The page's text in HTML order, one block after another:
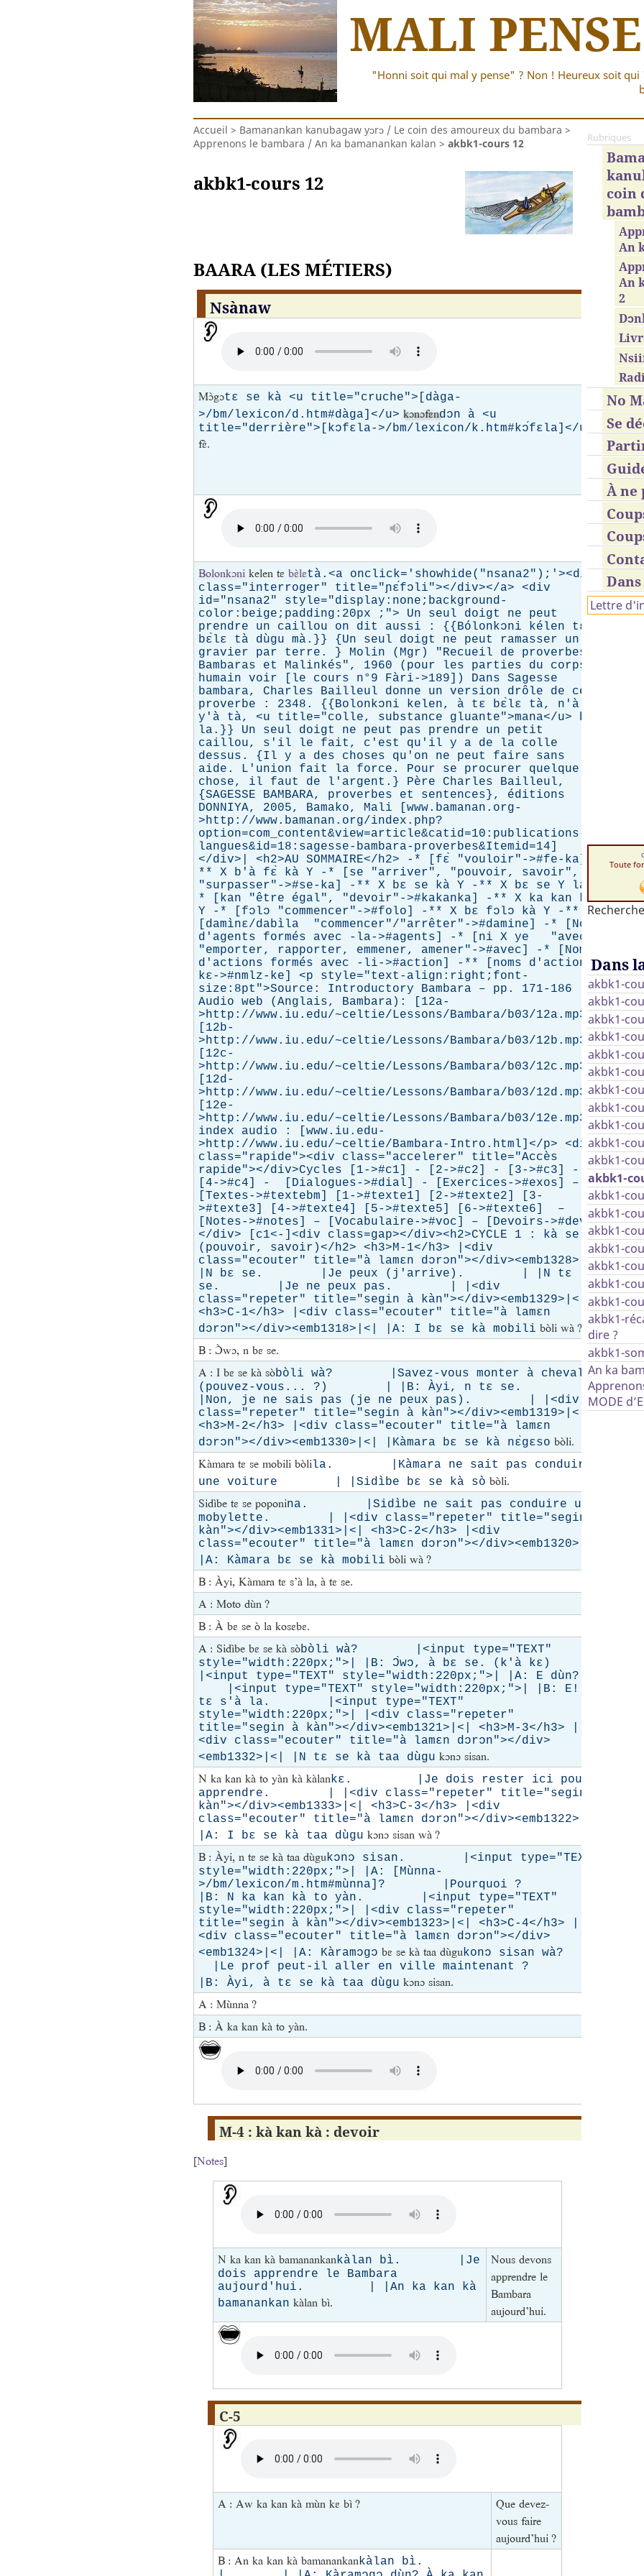
MALI PENSE
"Honni soit qui mal y pense" ? Non ! Heureux soit
Accueil > Bamanankan kanubagaw yɔrɔ / Le coin des amoureux du bambara >
Apprenons le bambara / An ka bamanankan kalan > akbk1-cours 12
akbk1-cours 12
BAARA (LES MÉTIERS)
Nsànaw
Mɔ̀gɔtɛ se kà <u title="cruche">[dàga-
>/bm/lexicon/d.htm#dàga]</u> kɔnɔfɛndɔn à <u
title="derrière">[kɔfɛla->/bm/lexicon/k.htm#kɔ́fɛla]</u>
fɛ̀.
Bolonkɔni kelen tɛbɛ̀lɛtà.<a onclick='showhide("nsana2");'><div
class="interroger" title="ɲɛ́fɔli"></div></a> <div
id="nsana2" style="display:none;background-
color:beige;padding:20px ;"> Un seul doigt ne peut
prendre un caillou on dit aussi : {{Bólonkɔni kélen tɛ́
bɛ̀lɛ tà dùgu mà.}} {Un seul doigt ne peut ramasser un
gravier par terre. } Molin (Mgr) "Recueil de proverbes
Bambaras et Malinkés", 1960 (pour les parties du corps
humain voir [le cours n°9 Fàri->189]) Dans Sagesse
bambara, Charles Bailleul donne un version drôle de ce
proverbe : 2348. {{Bolonkɔni kelen, à tɛ bɛ̀lɛ tà, n'à
y'à tà, <u title="colle, substance gluante">mana</u> b'à
la.}} Un seul doigt ne peut pas prendre un petit
caillou, s'il le fait, c'est qu'il y a de la colle
dessus. {Il y a des choses qu'on ne peut faire sans
aide. L'union fait la force. Pour se procurer quelque
chose, il faut de l'argent.} Père Charles Bailleul,
{SAGESSE BAMBARA, proverbes et sentences}, éditions
DONNIYA, 2005, Bamako, Mali [www.bamanan.org-
>http://www.bamanan.org/index.php?
option=com_content&view=article&catid=10:publications-
langues&id=18:sagesse-bambara-proverbes&Itemid=14]
</div>| <h2>AU SOMMAIRE</h2> -* [fɛ̀ "vouloir"->#fe-ka] -
** X b'à fɛ̀ kà Y -* [se "arriver", "pouvoir, savoir",
"surpasser"->#se-ka] -** X bɛ se kà Y -** X bɛ se Y la -
* [kan "être égal", "devoir"->#kakanka] -** X ka kan kà
Y -* [fɔlɔ "commencer"->#folo] -** X bɛ fɔlɔ kà Y -**
[damìnɛ/dabìla "commencer"/"arrêter"->#damine] -* [Noms
d'agents formés avec -la->#agents] -* [ni X ye "avec"
"emporter, rapporter, emmener, amener"->#avec] -* [Noms
d'actions formés avec -li->#action] -** [noms d'action +
kɛ->#nmlz-ke] <p style="text-align:right;font-
size:8pt">Source: Introductory Bambara – pp. 171-186
Audio web (Anglais, Bambara): [12a-
>http://www.iu.edu/~celtie/Lessons/Bambara/b03/12a.mp3],
[12b-
>http://www.iu.edu/~celtie/Lessons/Bambara/b03/12b.mp3],
[12c-
>http://www.iu.edu/~celtie/Lessons/Bambara/b03/12c.mp3],
[12d-
>http://www.iu.edu/~celtie/Lessons/Bambara/b03/12d.mp3],
[12e-
>http://www.iu.edu/~celtie/Lessons/Bambara/b03/12e.mp3],
index audio : [www.iu.edu-
>http://www.iu.edu/~celtie/Bambara-Intro.html]</p> <div
class="rapide"><div class="accelerer" title="Accès
rapide"></div>Cycles [1->#c1] - [2->#c2] - [3->#c3] -
[4->#c4] - [Dialogues->#dial] - [Exercices->#exos] –
[Textes->#textebm] [1->#texte1] [2->#texte2] [3-
>#texte3] [4->#texte4] [5->#texte5] [6->#texte6] –
[Notes->#notes] – [Vocabulaire->#voc] – [Devoirs->#dev]
</div> [c1<-]<div class=gap></div><h2>CYCLE 1 : kà se kà
(pouvoir, savoir)</h2> <h3>M-1</h3> |<div
class="ecouter" title="à lamɛn dɔrɔn"></div><emb1328>|<|
|N bɛ se. |Je peux (j'arrive). | |N tɛ
se. |Je ne peux pas. | |<div
class="repeter" title="segin à kàn"></div><emb1329>|<|
<h3>C-1</h3> |<div class="ecouter" title="à lamɛn
dɔrɔn"></div><emb1318>|<| |A: I bɛ se kà mobili bòli wà ?
B : Ɔ̀wɔ, n bɛ se.
Oui,
A : I bɛ se kà sòbòli wà? |Savez-vous monter à cheval ?
(pouvez-vous... ?) | |B: Àyi, n tɛ se.
|Non, je ne sais pas (je ne peux pas). | |<div
class="repeter" title="segin à kàn"></div><emb1319>|<|
<h3>M-2</h3> |<div class="ecouter" title="à lamɛn
dɔrɔn"></div><emb1330>|<| |Kàmara bɛ se kà nɛ̀gɛso bòli.
Kàmara tɛ se mobili bòlila. |Kàmara ne sait pas conduire
une voiture | |Sidìbe bɛ se kà sò bòli.
Sidìbe tɛ se poponina. |Sidìbe ne sait pas conduire une
mobylette. | |<div class="repeter" title="segin à
kàn"></div><emb1331>|<| <h3>C-2</h3> |<div
class="ecouter" title="à lamɛn dɔrɔn"></div><emb1320>|<|
|A: Kàmara bɛ se kà mobili bòli wà ?
B : Àyi, Kàmara tɛ s’à la, à tɛ se.
A : Moto dùn ?
B : À bɛ se ò la kosɛbɛ.
A : Sidìbe bɛ se kà sòbòli wà? |<input type="TEXT"
style="width:220px;">| |B: Ɔ̀wɔ, à bɛ se. (k'à kɛ)
|<input type="TEXT" style="width:220px;">| |A: E dùn?
|<input type="TEXT" style="width:220px;">| |B: E! Ne
tɛ s'à la. |<input type="TEXT"
style="width:220px;">| |<div class="repeter"
title="segin à kàn"></div><emb1321>|<| <h3>M-3</h3> |
<div class="ecouter" title="à lamɛn dɔrɔn"></div>
<emb1332>|<| |N tɛ se kà taa dùgu kɔnɔ sisan.
N ka kan kà to yàn kà kàlankɛ. |Je dois rester ici pour
apprendre. | |<div class="repeter" title="segin à
kàn"></div><emb1333>|<| <h3>C-3</h3> |<div
class="ecouter" title="à lamɛn dɔrɔn"></div><emb1322>|<|
|A: I bɛ se kà taa dùgu kɔnɔ sisan wà ?
B : Àyi, n tɛ se kà taa dùgukɔnɔ sisan. |<input type="TEXT"
style="width:220px;">| |A: [Mùnna-
>/bm/lexicon/m.htm#mùnna]? |Pourquoi ? |
|B: N ka kan kà to yàn. |<input type="TEXT"
style="width:220px;">| |<div class="repeter"
title="segin à kàn"></div><emb1323>|<| <h3>C-4</h3> |
<div class="ecouter" title="à lamɛn dɔrɔn"></div>
<emb1324>|<| |A: Kàramɔgɔ bɛ se kà taa dùgukonɔ sisan wà?
|Le prof peut-il aller en ville maintenant ? |
|B: Àyi, à tɛ se kà taa dùgu kɔnɔ sisan.
A : Mùnna ?
B : À ka kan kà to yàn.
M-4 : kà kan kà : devoir
[Notes]
N ka kan kà bamanankankàlan bì. |Je
dois apprendre le Bambara
aujourd'hui. | |An ka kan kà
bamanankan kàlan bì.
Nous devons
apprendre le
Bambara
aujourd’hui.
C-5
A : Aw ka kan kà mùn kɛ bì ?
Que devez-
vous faire
aujourd’hui ?
B : An ka kan kà bamanankankàlan bì.
Rubriques
coin
An
An
2
No
Se
À ne
Lettre
Toute
Dans
akbk1-
akbk1-
akbk1-
akbk1-
akbk1-
akbk1-
akbk1-
akbk1-
akbk1-
akbk1-
akbk1-
akbk1-
akbk1-
akbk1-
akbk1-
akbk1-
akbk1-
akbk1-
akbk1-
akbk1-
dire ?
akbk1-
An ka
MODE